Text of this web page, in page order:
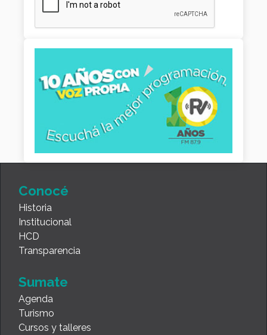
Conocé
Historia
Institucional
HCD
Transparencia
Sumate
Agenda
Turismo
Cursos y talleres